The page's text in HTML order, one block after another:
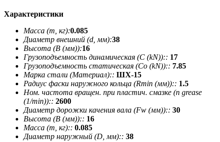
Характеристики
Масса (m, кг):0.085
Диаметр внешний (d, мм):38
Высота (В (мм)):16
Грузоподъемность динамическая (C (kN)):: 17
Грузоподъемность статическая (Co (kN)):: 7.85
Марка стали (Материал):: ШХ-15
Радиус фаски наружного кольца (Rmin (мм)):: 1.5
Ном. частота вращен. при пластич. смазке (n grease
(1/min)):: 2600
Диаметр дорожки качения вала (Fw (мм)):: 30
Высота (В (мм)):: 16
Масса (m, кг):: 0.085
Диаметр наружный (D, мм):: 38